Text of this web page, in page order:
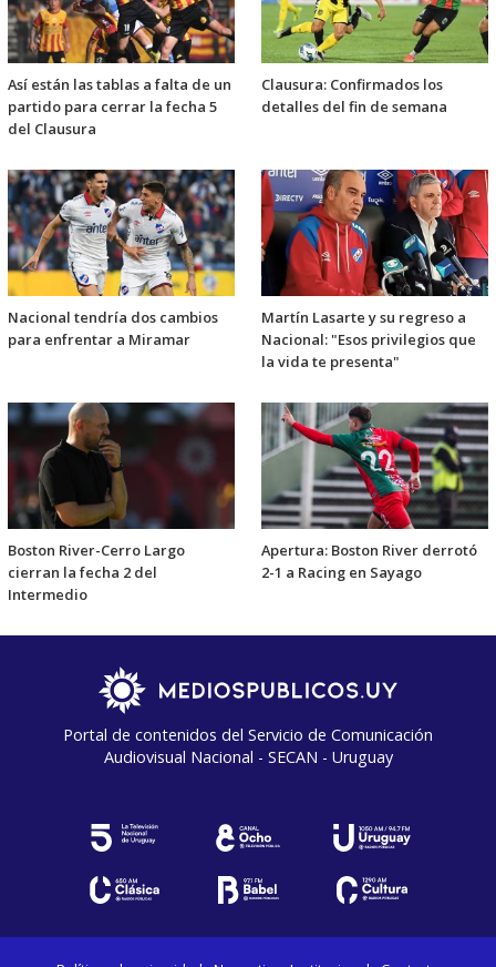
Así están las tablas a falta de un
partido para cerrar la fecha 5
del Clausura
Clausura: Confirmados los
detalles del fin de semana
Nacional tendría dos cambios
para enfrentar a Miramar
Martín Lasarte y su regreso a
Nacional: "Esos privilegios que
la vida te presenta"
Boston River-Cerro Largo
cierran la fecha 2 del
Intermedio
Apertura: Boston River derrotó
2-1 a Racing en Sayago
Portal de contenidos del Servicio de Comunicación
Audiovisual Nacional - SECAN - Uruguay